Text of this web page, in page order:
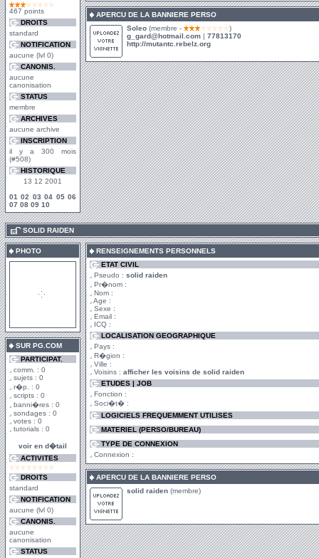
467 points
DROITS
standard
NOTIFICATION
aucune (lvl 0)
CANONIS.
aucune
canonisation
STATUS
membre
ARCHIVES
aucune archive
INSCRIPTION
il y a 300 mois
(#508)
HISTORIQUE
13 12 2001
01 02 03 04 05 06
07 08 09 10
APERCU DE LA BANNIERE PERSO
Soleo (membre -
)
g_gard@hotmail.com | 77813170
http://mutantc.rebelz.org
SOLID RAIDEN
PHOTO
SUR PG.COM
PARTICIPAT.
comm. : 0
sujets : 0
r�p. : 0
scripts : 0
banni�res : 0
sondages : 0
votes : 0
tutorials : 0
voir en d�tail
ACTIVITES
DROITS
standard
NOTIFICATION
aucune (lvl 0)
CANONIS.
aucune
canonisation
STATUS
RENSEIGNEMENTS PERSONNELS
ETAT CIVIL
Pseudo : solid raiden
Pr�nom :
Nom :
Age :
Sexe :
Email :
ICQ :
LOCALISATION GEOGRAPHIQUE
Pays :
R�gion :
Ville :
Voisins : afficher les voisins de solid raiden
ETUDES | JOB
Fonction :
Soci�t� :
LOGICIELS FREQUEMMENT UTILISES
MATERIEL (PERSO/BUREAU)
TYPE DE CONNEXION
Connexion :
APERCU DE LA BANNIERE PERSO
solid raiden (membre)